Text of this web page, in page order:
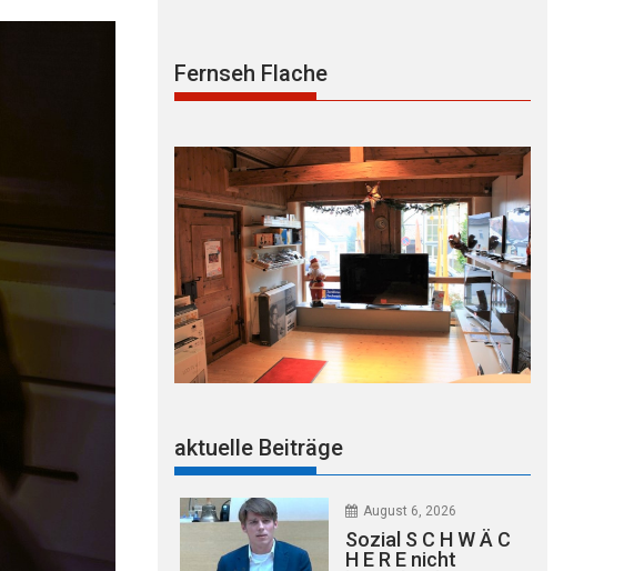
Fernseh Flache
aktuelle Beiträge
August 6, 2026
Sozial S C H W Ä C
H E R E nicht